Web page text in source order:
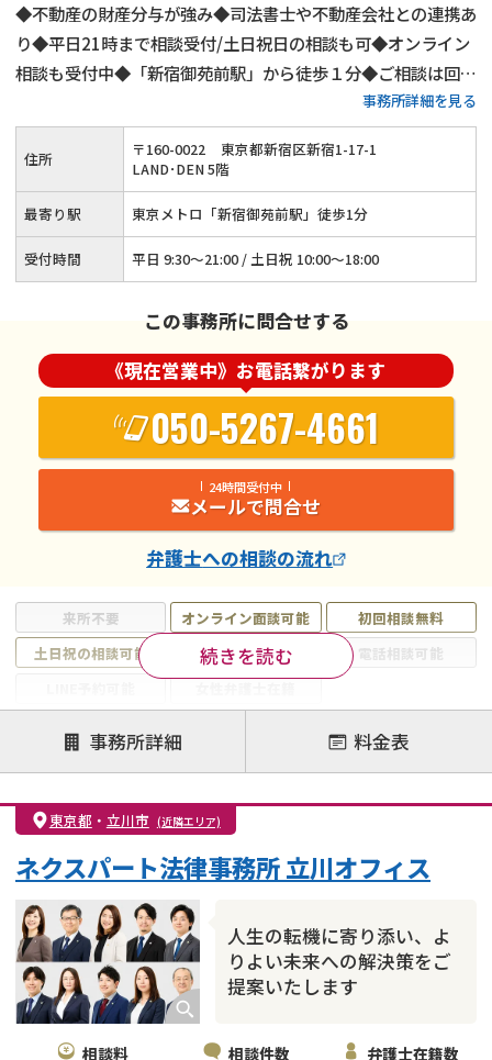
◆不動産の財産分与が強み◆司法書士や不動産会社との連携あ
り◆平日21時まで相談受付/土日祝日の相談も可◆オンライン
相談も受付中◆「新宿御苑前駅」から徒歩１分◆ご相談は回数
問わず無料◆子の監護に関する相談実績多数◆高齢者の離婚相
談も承ります
事務所詳細を見る
来所不要 オンライン面談可能
初回相談無料
土日祝の相談可能
19時以降電話可能
電話相談可能
注力案件
離婚前相談
離婚調停
離婚裁判
親権・面会交流権
DV
モラハラ
不貞・不倫慰謝料請求
国際離婚
財産分与
内縁の夫婦 熟年離婚
続きを読む
住所 〒160-0022
東京都新宿区新宿1-17-1
LAND･DEN 5階
最寄り駅 東京メトロ「新宿御苑前駅」徒歩1分
受付時間 平日 9:30～21:00 / 土日祝 10:00～18:00
この事務所に問合せする
《現在営業中》お電話繋がります
050-5267-4661
24時間受付中
メールで問合せ
弁護士への相談の流れ
事務所詳細 料金表
東京都 ・ 立川市 (近隣エリア)
人生の転機に寄り添い、よ
りよい未来への解決策をご
提案いたします
ネクスパート法律事務所 立川オフィス
相談料 相談件数 弁護士在籍数